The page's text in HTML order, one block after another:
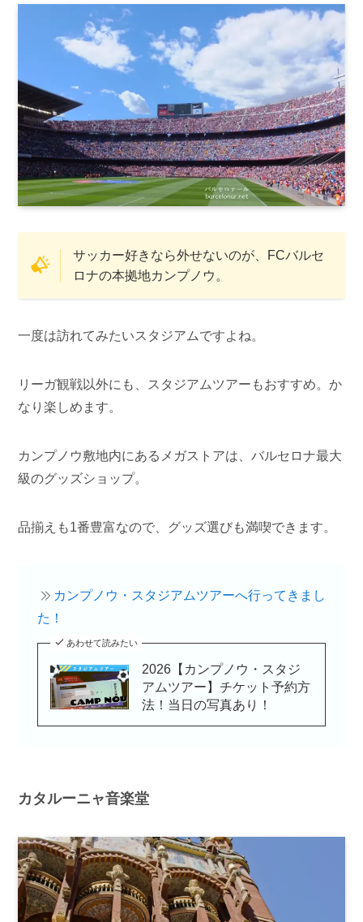
サッカー好きなら外せないのが、FCバルセ
ロナの本拠地カンプノウ。
一度は訪れてみたいスタジアムですよね。
リーガ観戦以外にも、スタジアムツアーもおすすめ。か
なり楽しめます。
カンプノウ敷地内にあるメガストアは、バルセロナ最大
級のグッズショップ。
品揃えも1番豊富なので、グッズ選びも満喫できます。
カンプノウ・スタジアムツアーへ行ってきまし
た！
あわせて読みたい
2026【カンプノウ・スタジ
アムツアー】チケット予約方
法！当日の写真あり！
カタルーニャ音楽堂